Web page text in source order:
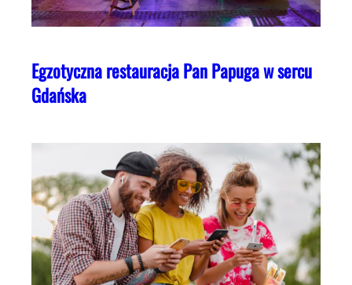
Egzotyczna restauracja Pan Papuga w sercu
Gdańska